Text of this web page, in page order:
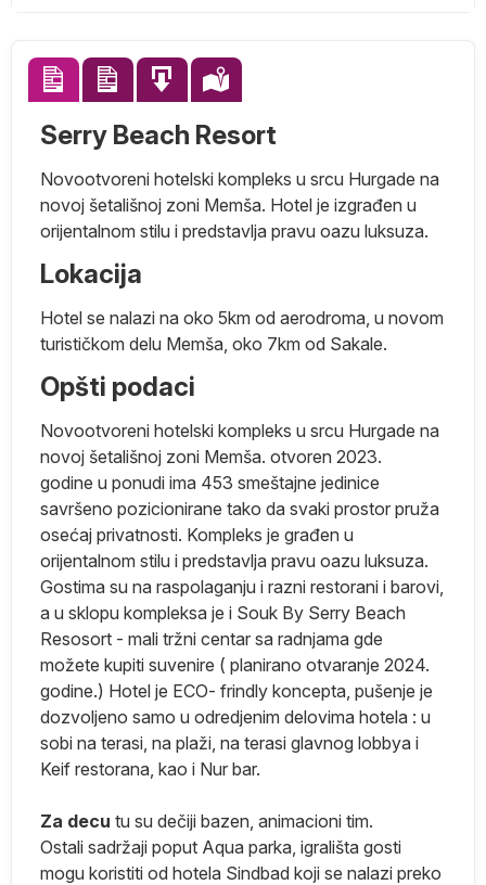
Serry Beach Resort
Novootvoreni hotelski kompleks u srcu Hurgade na
novoj šetališnoj zoni Memša. Hotel je izgrađen u
orijentalnom stilu i predstavlja pravu oazu luksuza.
Lokacija
Hotel se nalazi na oko 5km od aerodroma, u novom
turističkom delu Memša, oko 7km od Sakale.
Opšti podaci
Novootvoreni hotelski kompleks u srcu Hurgade na
novoj šetališnoj zoni Memša. otvoren 2023.
godine u ponudi ima 453 smeštajne jedinice
savršeno pozicionirane tako da svaki prostor pruža
osećaj privatnosti. Kompleks je građen u
orijentalnom stilu i predstavlja pravu oazu luksuza.
Gostima su na raspolaganju i razni restorani i barovi,
a u sklopu kompleksa je i Souk By Serry Beach
Resosort - mali tržni centar sa radnjama gde
možete kupiti suvenire ( planirano otvaranje 2024.
godine.) Hotel je ECO- frindly koncepta, pušenje je
dozvoljeno samo u odredjenim delovima hotela : u
sobi na terasi, na plaži, na terasi glavnog lobbya i
Keif restorana, kao i Nur bar.
Za decu tu su dečiji bazen, animacioni tim.
Ostali sadržaji poput Aqua parka, igrališta gosti
mogu koristiti od hotela Sindbad koji se nalazi preko